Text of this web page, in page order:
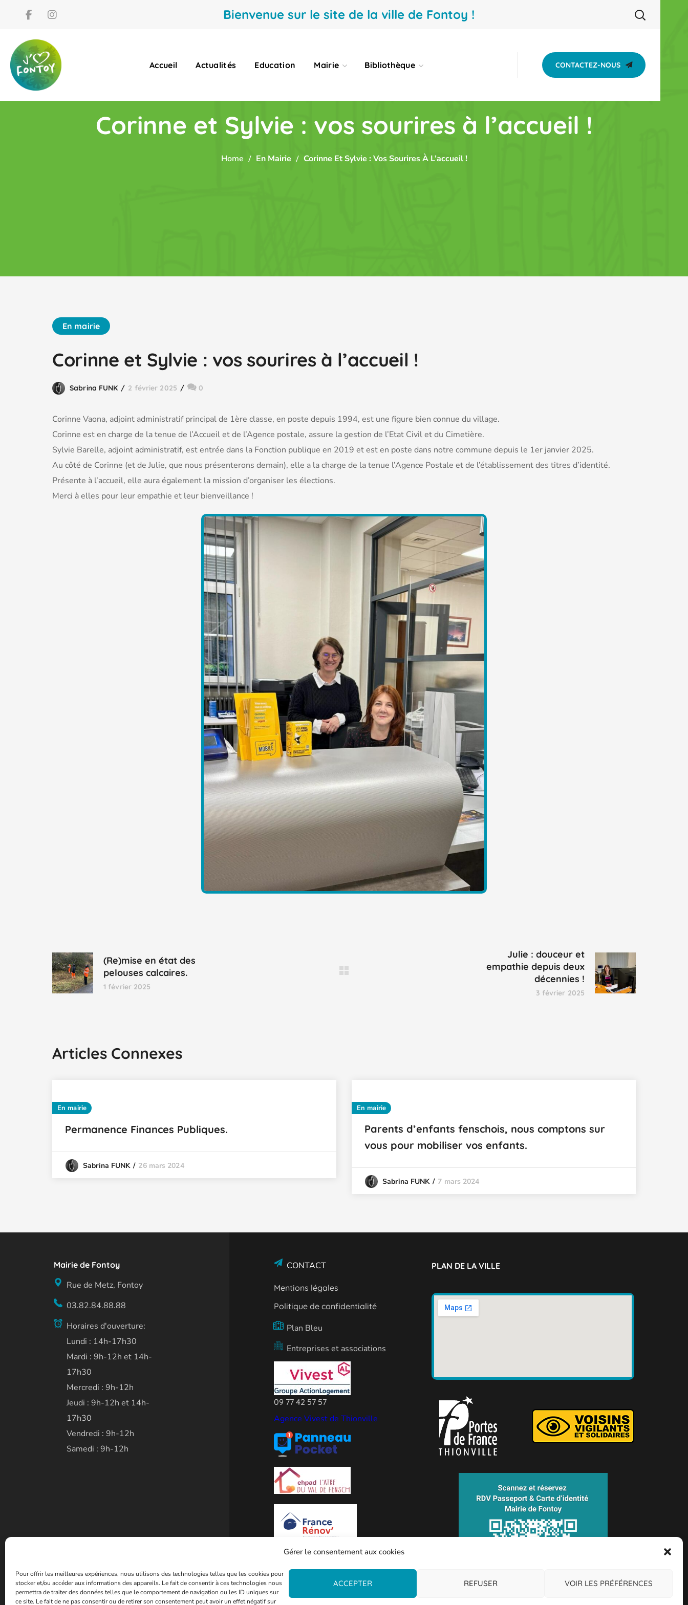
Gérer le consentement aux cookies
Pour offrir les meilleures expériences, nous utilisons des technologies telles que les cookies pour
stocker et/ou accéder aux informations des appareils. Le fait de consentir à ces technologies nous
permettra de traiter des données telles que le comportement de navigation ou les ID uniques sur
ce site. Le fait de ne pas consentir ou de retirer son consentement peut avoir un effet négatif sur
ACCEPTER REFUSER VOIR LES PRÉFÉRENCES
Bienvenue sur le site de la ville de Fontoy !
Accueil Actualités Education Mairie Bibliothèque CONTACTEZ-NOUS
Corinne et Sylvie : vos sourires à l’accueil !
Home En Mairie Corinne Et Sylvie : Vos Sourires À L’accueil !
En mairie
Corinne et Sylvie : vos sourires à l’accueil !
Sabrina FUNK 2 février 2025 0
Corinne Vaona, adjoint administratif principal de 1ère classe, en poste depuis 1994, est une figure bien connue du village.
Corinne est en charge de la tenue de l’Accueil et de l’Agence postale, assure la gestion de l’Etat Civil et du Cimetière.
Sylvie Barelle, adjoint administratif, est entrée dans la Fonction publique en 2019 et est en poste dans notre commune depuis le 1er janvier 2025.
Au côté de Corinne (et de Julie, que nous présenterons demain), elle a la charge de la tenue l’Agence Postale et de l’établissement des titres d’identité.
Présente à l’accueil, elle aura également la mission d’organiser les élections.
Merci à elles pour leur empathie et leur bienveillance !
(Re)mise en état des
pelouses calcaires.
1 février 2025
Julie : douceur et
empathie depuis deux
décennies !
3 février 2025
Articles Connexes
En mairie
Permanence Finances Publiques.
Sabrina FUNK 26 mars 2024
En mairie
Parents d’enfants fenschois, nous comptons sur
vous pour mobiliser vos enfants.
Sabrina FUNK 7 mars 2024
Mairie de Fontoy
Rue de Metz, Fontoy
03.82.84.88.88
Horaires d'ouverture:
Lundi : 14h-17h30
Mardi : 9h-12h et 14h-
17h30
Mercredi : 9h-12h
Jeudi : 9h-12h et 14h-
17h30
Vendredi : 9h-12h
Samedi : 9h-12h
CONTACT
Mentions légales
Politique de confidentialité
Plan Bleu
Entreprises et associations
09 77 42 57 57
Agence Vivest de Thionville
PLAN DE LA VILLE